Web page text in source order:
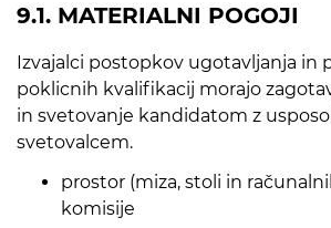
9.1. MATERIALNI POGOJI
Izvajalci postopkov ugotavljanja in
poklicnih kvalifikacij morajo
in svetovanje kandidatom z
svetovalcem.
prostor (miza, stoli in
komisije